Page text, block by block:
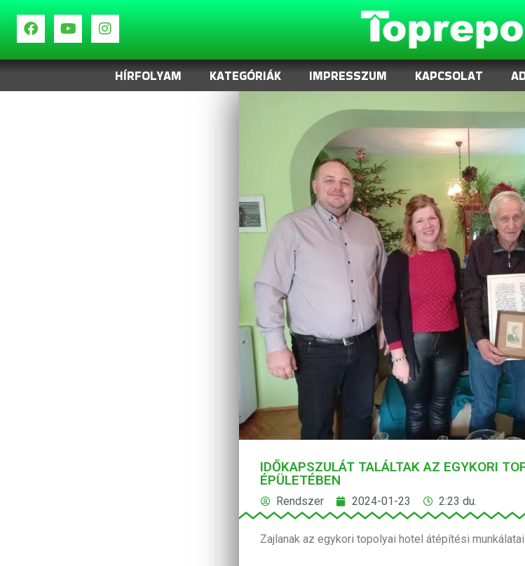
HÍRFOLYAM KATEGÓRIÁK IMPRESSZUM KAPCSOLAT
IDŐKAPSZULÁT TALÁLTAK AZ EGYKORI
ÉPÜLETÉBEN
Rendszer 2024-01-23 2:23 du.
Zajlanak az egykori topolyai hotel átépítési munkálatai.